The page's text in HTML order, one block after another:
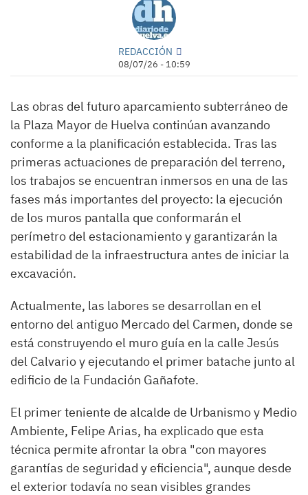
REDACCIÓN
08/07/26 - 10:59
Las obras del futuro aparcamiento subterráneo de
la Plaza Mayor de Huelva continúan avanzando
conforme a la planificación establecida. Tras las
primeras actuaciones de preparación del terreno,
los trabajos se encuentran inmersos en una de las
fases más importantes del proyecto: la ejecución
de los muros pantalla que conformarán el
perímetro del estacionamiento y garantizarán la
estabilidad de la infraestructura antes de iniciar la
excavación.
Actualmente, las labores se desarrollan en el
entorno del antiguo Mercado del Carmen, donde se
está construyendo el muro guía en la calle Jesús
del Calvario y ejecutando el primer batache junto al
edificio de la Fundación Gañafote.
El primer teniente de alcalde de Urbanismo y Medio
Ambiente, Felipe Arias, ha explicado que esta
técnica permite afrontar la obra "con mayores
garantías de seguridad y eficiencia", aunque desde
el exterior todavía no sean visibles grandes